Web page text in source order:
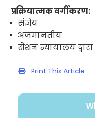
प्रक्रियात्मक वर्गीकरण:
संज्ञेय
अजमानतीय
सेशन न्यायालय
Print This Article